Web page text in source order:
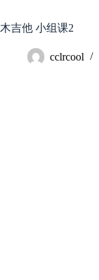
至
内
木吉他 小组课2
cclrcool